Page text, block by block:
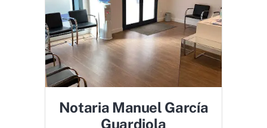
Notaria Manuel García
Guardiola